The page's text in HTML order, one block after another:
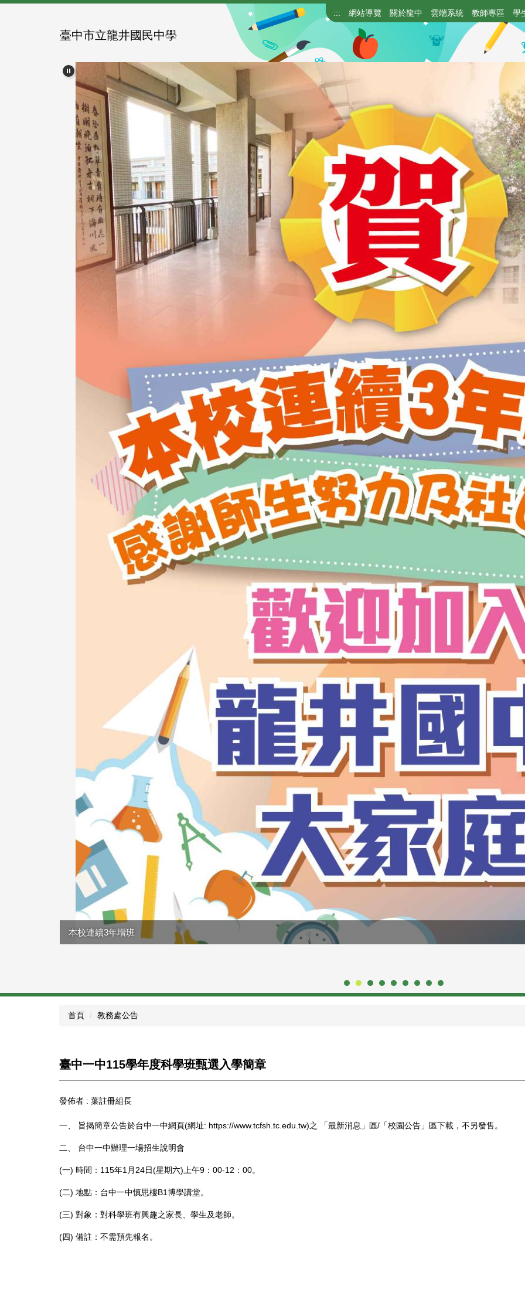
臺中市立龍井國民中學
::: 網站導覽 關於龍中 雲端系統 教師專區 學
本校連續3年增班
首頁 教務處公告
臺中一中115學年度科學班甄選入學簡章
發佈者 : 葉註冊組長
一、 旨揭簡章公告於台中一中網頁(網址: https://www.tcfsh.tc.edu.tw)之 「最新消息」區/「校園公告」區下載，不另發售。
二、 台中一中辦理一場招生說明會
(一) 時間：115年1月24日(星期六)上午9：00-12：00。
(二) 地點：台中一中慎思樓B1博學講堂。
(三) 對象：對科學班有興趣之家長、學生及老師。
(四) 備註：不需預先報名。